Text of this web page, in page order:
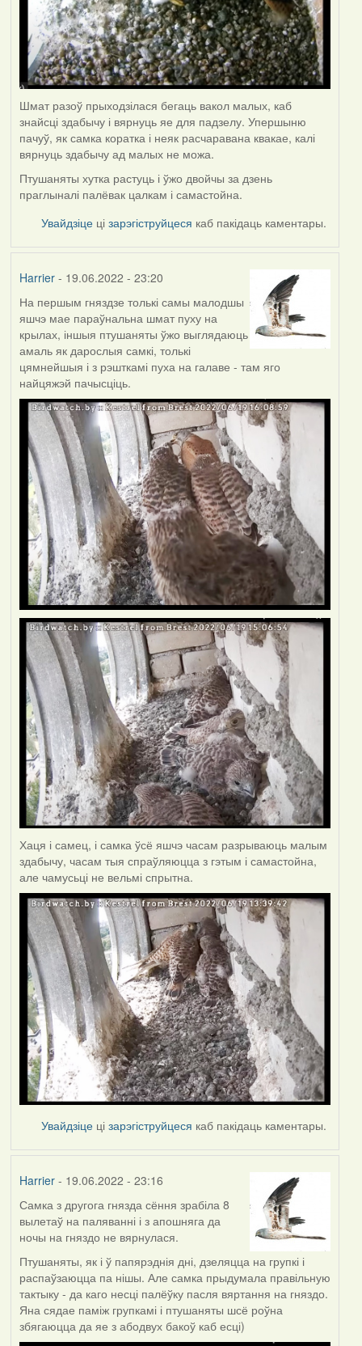
Шмат разоў прыходзілася бегаць вакол малых, каб
знайсці здабычу і вярнуць яе для падзелу. Упершыню
пачуў, як самка коратка і неяк расчаравана квакае, калі
вярнуць здабычу ад малых не можа.
Птушаняты хутка растуць і ўжо двойчы за дзень
праглыналі палёвак цалкам і самастойна.
Увайдзіце цізарэгіструйцеся каб пакідаць каментары.
Harrier- 19.06.2022 - 23:20
На першым гняздзе толькі самы малодшы
яшчэ мае параўнальна шмат пуху на
крылах, іншыя птушаняты ўжо выглядаюць
амаль як дарослыя самкі, толькі
цямнейшыя і з рэшткамі пуха на галаве - там яго
найцяжэй пачысціць.
Хаця і самец, і самка ўсё яшчэ часам разрываюць малым
здабычу, часам тыя спраўляюцца з гэтым і самастойна,
але чамусьці не вельмі спрытна.
Увайдзіце цізарэгіструйцеся каб пакідаць каментары.
Harrier- 19.06.2022 - 23:16
Самка з другога гнязда сёння зрабіла 8
вылетаў на паляванні і з апошняга да
ночы на гняздо не вярнулася.
Птушаняты, як і ў папярэднія дні, дзеляцца на групкі і
распаўзаюцца па нішы. Але самка прыдумала правільную
тактыку - да каго несці палёўку пасля вяртання на гняздо.
Яна сядае паміж групкамі і птушаняты шсё роўна
збягаюцца да яе з абодвух бакоў каб есці)